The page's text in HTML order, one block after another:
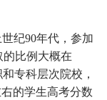
纪90年代，参加
比例大概在
专科层次院校，
的学生高考分数